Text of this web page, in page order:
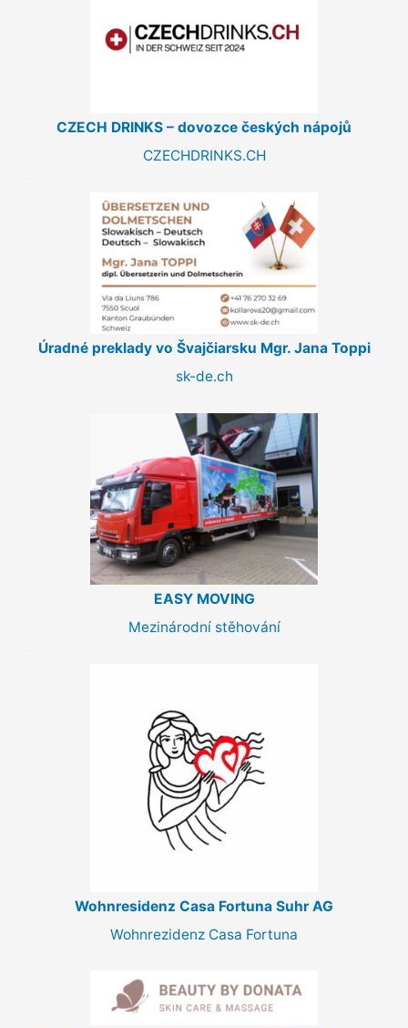
CZECH DRINKS – dovozce českých nápojů
CZECHDRINKS.CH
Úradné preklady vo Švajčiarsku Mgr. Jana Toppi
sk-de.ch
EASY MOVING
Mezinárodní stěhování
Wohnresidenz Casa Fortuna Suhr AG
Wohnrezidenz Casa Fortuna